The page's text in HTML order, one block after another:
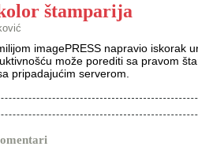
štamparija
imagePRESS napravio iskorak
može porediti sa pravom
pripadajućim serverom.